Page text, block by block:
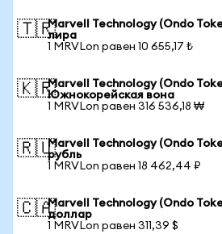
🇹🇷Marvell Technology (Ondo
лира
1 MRVLon равен 10 655,17 ₺
🇰🇷Marvell Technology (Ondo
Южнокорейская вона
1 MRVLon равен 316 536,18 ₩
🇷🇺Marvell Technology (Ondo
рубль
1 MRVLon равен 18 462,44 ₽
🇨🇦Marvell Technology (Ondo
доллар
1 MRVLon равен 311,39 $